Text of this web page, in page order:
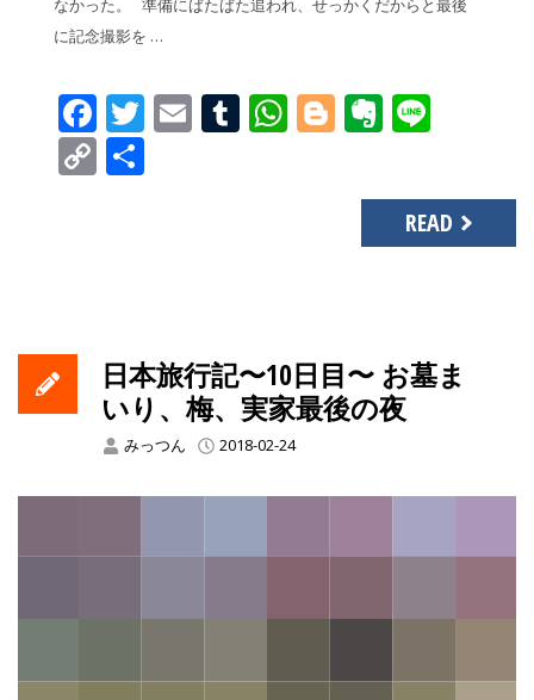
なかった。 準備にばたばた追われ、せっかくだからと最後
に記念撮影を …
Facebook
Twitter
EmailTumblr
WhatsApp
Blogger
Copy
READ
日本旅行記〜10日目〜 お墓ま
いり、梅、実家最後の夜
みっつん 2018-02-24